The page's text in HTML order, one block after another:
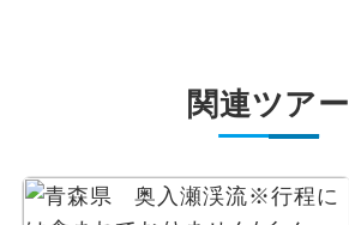
関連ツアー